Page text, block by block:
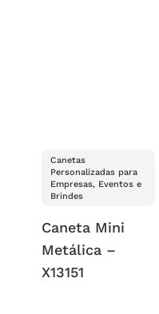
Canetas
Personalizadas para
Empresas, Eventos e
Brindes
Caneta Mini
Metálica –
X13151